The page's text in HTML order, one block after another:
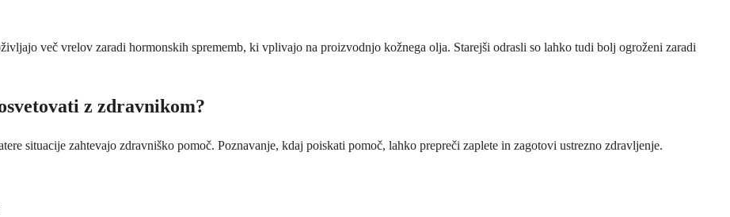
več vrelov zaradi hormonskih sprememb, ki vplivajo na proizvodnjo kožnega olja. Starejši odrasli so lahko tudi bolj ogroženi zaradi
z zdravnikom?
situacije zahtevajo zdravniško pomoč. Poznavanje, kdaj poiskati pomoč, lahko prepreči zaplete in zagotovi ustrezno zdravljenje.